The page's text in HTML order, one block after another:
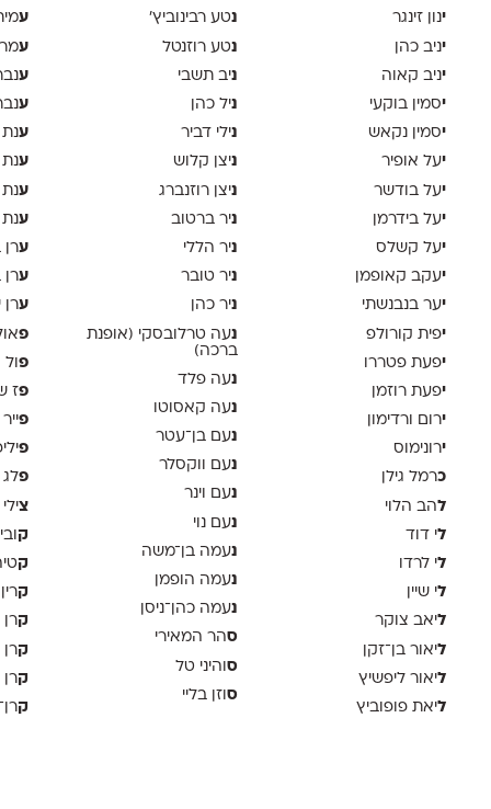
ינון זינגר
יניב כהן
יניב קאוה
יסמין בוקעי
יסמין נקאש
יעל אופיר
יעל בודשר
יעל בידרמן
יעל קשלס
יעקב קאופמן
יער בנבנשתי
יפית קורולפ
יפעת פטררו
יפעת רוזמן
ירום ורדימון
ירונימוס
כרמל גילן
להב הלוי
לי דוד
לי לרדו
לי שיין
ליאב צוקר
ליאור בן־זקן
ליאור ליפשיץ
ליאת פופוביץ
נטע רבינוביץ׳
נטע רוזנטל
ניב תשבי
ניל כהן
נילי דביר
ניצן קלוש
ניצן רוזנברג
ניר ברטוב
ניר הללי
ניר טובר
ניר כהן
נעה טרלובסקי (אופנת
ברכה)
נעה פלד
נעה קאסוטו
נעם בן־עטר
נעם ווקסלר
נעם וינר
נעם נוי
נעמה בן־משה
נעמה הופמן
נעמה כהן־ניסן
סהר המאירי
ס והיני טל
ס וזן בליי
ע
ע
ע
ע
ענת
ענת
ע
ענת
ע
ערן
ערן
פ
פ
פז
פ
פ
פ
צ
ק
ק
ק
קרן
קרן
ק
ק